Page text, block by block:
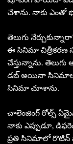
చేశాను. నాకు
తెలుగు
ఈ సినిమా చిత్రీకరణ
చేస్తున్నాను. తెలుగు
డబ్‌ అయినా సినిమాలు
సినిమా చూశాను.
చాలెంజింగ్‌ రోల్స్‌
నాకు ఎప్పుడూ,
ప్రతి సినిమాలో రొటిన్‌